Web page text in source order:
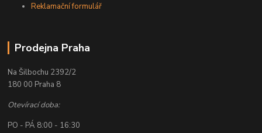
Reklamační formulář
Prodejna Praha
Na Šilbochu 2392/2
180 00 Praha 8
Otevírací doba:
PO - PÁ 8:00 - 16:30